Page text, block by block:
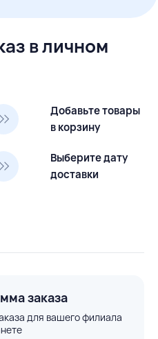
в личном
Добавьте товары
в корзину
Выберите дату
доставки
заказа
для вашего филиала